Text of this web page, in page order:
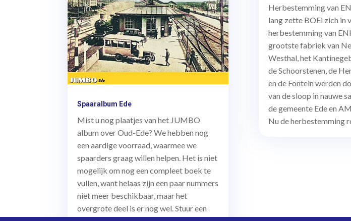
Spaaralbum Ede
Mist u nog plaatjes van het JUMBO
album over Oud-Ede? We hebben nog
een aardige voorraad, waarmee we
spaarders graag willen helpen. Het is niet
mogelijk om nog een compleet boek te
vullen, want helaas zijn een paar nummers
niet meer beschikbaar, maar het
overgrote deel is er nog wel. Stuur een
Herbestemming van
lang zette BOEi zich in
herbestemming van
grootste fabriek van
Westhal, het
de Schoorstenen, de
en de Fontein werden
van de sloop in nauwe
de gemeente Ede en
Nu de herbestemming